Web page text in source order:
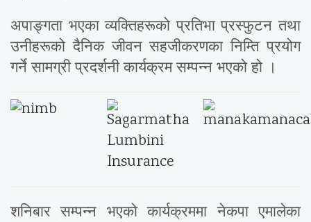
अपाङ्गता भएका व्यक्तिहरूको प्रतिभा प्रस्फुटन तथा
उनीहरूको दैनिक जीवन सहजीकरणका निम्ति प्रयोग
गर्ने सामग्री प्रदर्शनी कार्यक्रम सम्पन्न भएको हो ।
शनिबार सम्पन्न भएकाे कार्यक्रममा नेकपा एमालेका